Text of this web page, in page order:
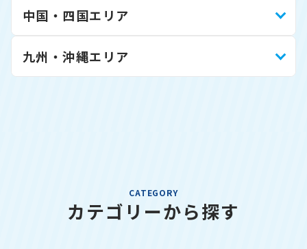
中国・四国エリア
九州・沖縄エリア
CATEGORY
カテゴリーから探す